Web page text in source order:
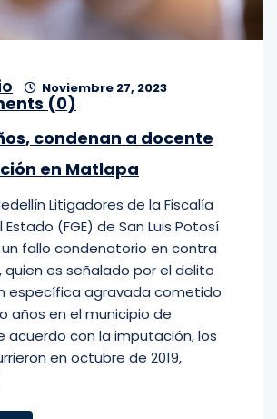
Noviembre 27, 2023
(0)
condenan a docente
en Matlapa
Litigadores de la Fiscalía
(FGE) de San Luis Potosí
fallo condenatorio en contra
quien es señalado por el delito
específica agravada cometido
años en el municipio de
acuerdo con la imputación, los
en octubre de 2019,